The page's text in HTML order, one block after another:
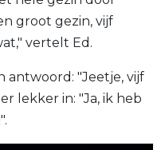
groot gezin, vijf
vertelt Ed.
antwoord: "Jeetje, vijf
lekker in: "Ja, ik heb